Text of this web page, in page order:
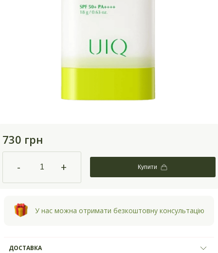
730 грн
- + Купити
У нас можна отримати безкоштовну консультацію
ДОСТАВКА